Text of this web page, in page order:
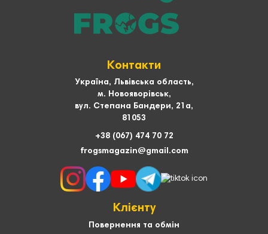
Контакти
Україна, Львівська область,
м. Новояворівськ,
вул. Степана Бандери, 21а,
81053
+38 (067) 474 70 72
frogsmagazin@gmail.com
Клієнту
Повернення та обмін